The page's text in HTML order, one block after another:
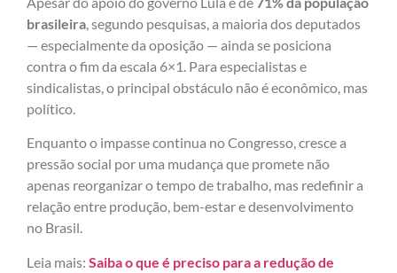
brasileira, segundo pesquisas, a maioria dos deputados
— especialmente da oposição — ainda se posiciona
contra o fim da escala 6×1. Para especialistas e
sindicalistas, o principal obstáculo não é econômico, mas
político.
Enquanto o impasse continua no Congresso, cresce a
pressão social por uma mudança que promete não
apenas reorganizar o tempo de trabalho, mas redefinir a
relação entre produção, bem-estar e desenvolvimento
no Brasil.
Leia mais: Saiba o que é preciso para a redução de